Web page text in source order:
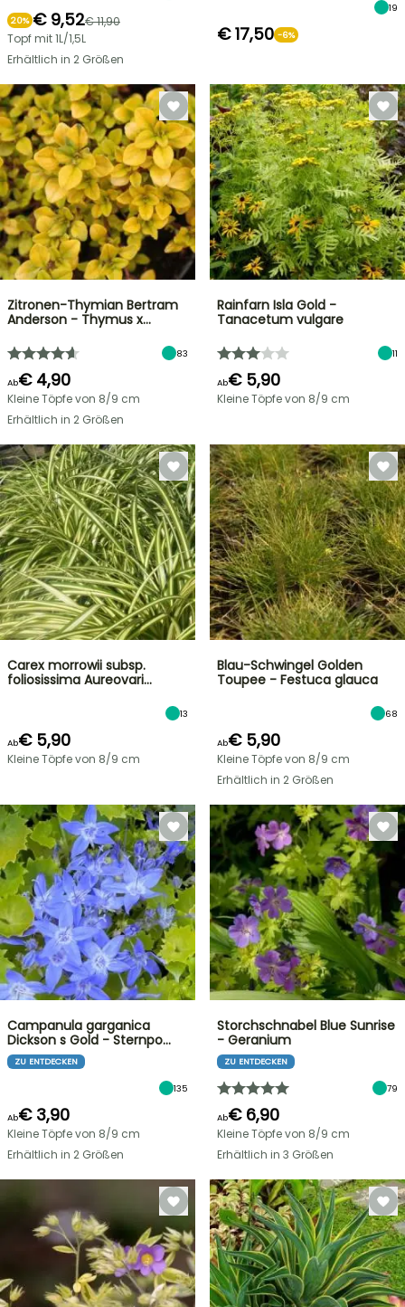
20% € 9,52€ 11,90
Topf mit 1L/1,5L
Erhältlich in 2 Größen
19
€ 17,50 -6%
Zitronen-Thymian Bertram
Anderson - Thymus x…
83
Ab€ 4,90
Kleine Töpfe von 8/9 cm
Erhältlich in 2 Größen
Rainfarn Isla Gold -
Tanacetum vulgare
11
Ab€ 5,90
Kleine Töpfe von 8/9 cm
Carex morrowii subsp.
foliosissima Aureovari…
13
Ab€ 5,90
Kleine Töpfe von 8/9 cm
Blau-Schwingel Golden
Toupee - Festuca glauca
68
Ab€ 5,90
Kleine Töpfe von 8/9 cm
Erhältlich in 2 Größen
Campanula garganica
Dickson s Gold - Sternpo…
ZU ENTDECKEN
135
Ab€ 3,90
Kleine Töpfe von 8/9 cm
Erhältlich in 2 Größen
Storchschnabel Blue Sunrise
- Geranium
ZU ENTDECKEN
79
Ab€ 6,90
Kleine Töpfe von 8/9 cm
Erhältlich in 3 Größen